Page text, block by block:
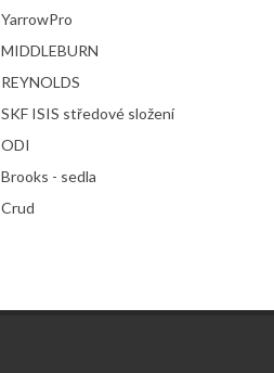
YarrowPro
MIDDLEBURN
REYNOLDS
SKF ISIS středové složení
ODI
Brooks - sedla
Crud